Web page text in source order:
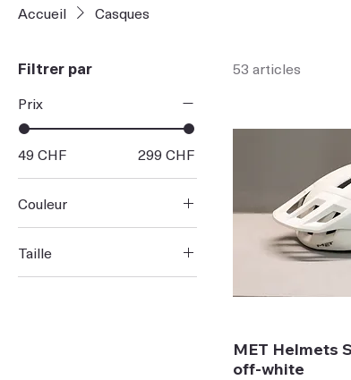
Accueil Casques
Filtrer par
Prix
49 CHF 299 CHF
Couleur
Taille
53 articles
MET Helmets
off-white